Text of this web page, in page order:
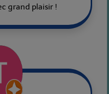
grand plaisir !